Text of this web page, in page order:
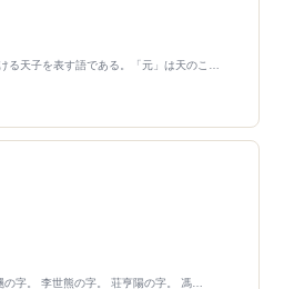
る天子を表す語である。「元」は天のこ…
字。 李世熊の字。 荘亨陽の字。 馮…